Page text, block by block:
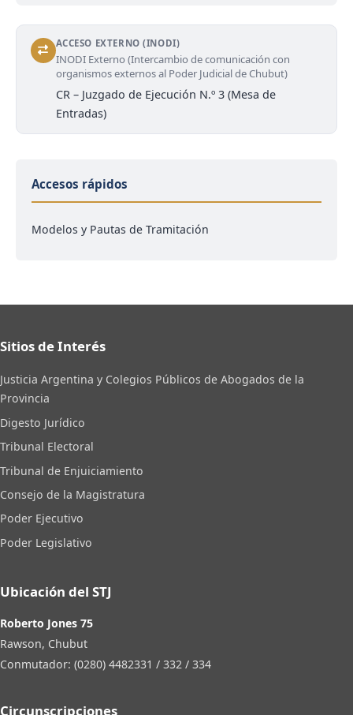
ACCESO EXTERNO (INODI)
INODI Externo (Intercambio de comunicación con
organismos externos al Poder Judicial de Chubut)
CR – Juzgado de Ejecución N.º 3 (Mesa de
Entradas)
Accesos rápidos
Modelos y Pautas de Tramitación
Sitios de Interés
Justicia Argentina y Colegios Públicos de Abogados de la
Provincia
Digesto Jurídico
Tribunal Electoral
Tribunal de Enjuiciamiento
Consejo de la Magistratura
Poder Ejecutivo
Poder Legislativo
Ubicación del STJ
Roberto Jones 75
Rawson, Chubut
Conmutador: (0280) 4482331 / 332 / 334
Circunscripciones